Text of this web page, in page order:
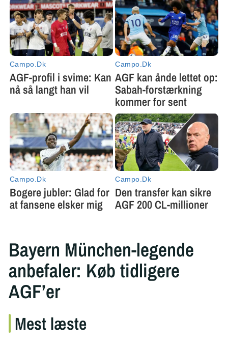
Bayern München-legende
anbefaler: Køb tidligere
AGF’er
Mest læste